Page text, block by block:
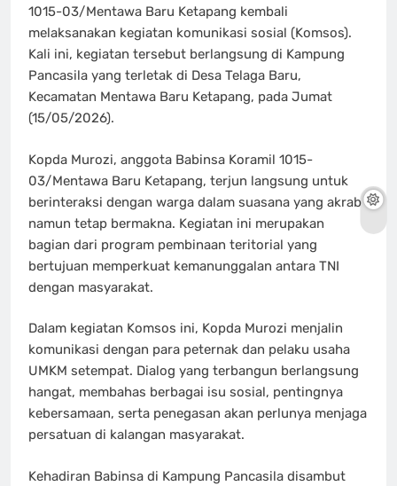
1015-03/Mentawa Baru Ketapang kembali
melaksanakan kegiatan komunikasi sosial (Komsos).
Kali ini, kegiatan tersebut berlangsung di Kampung
Pancasila yang terletak di Desa Telaga Baru,
Kecamatan Mentawa Baru Ketapang, pada Jumat
(15/05/2026).
Kopda Murozi, anggota Babinsa Koramil 1015-
03/Mentawa Baru Ketapang, terjun langsung untuk
berinteraksi dengan warga dalam suasana yang akrab
namun tetap bermakna. Kegiatan ini merupakan
bagian dari program pembinaan teritorial yang
bertujuan memperkuat kemanunggalan antara TNI
dengan masyarakat.
Dalam kegiatan Komsos ini, Kopda Murozi menjalin
komunikasi dengan para peternak dan pelaku usaha
UMKM setempat. Dialog yang terbangun berlangsung
hangat, membahas berbagai isu sosial, pentingnya
kebersamaan, serta penegasan akan perlunya menjaga
persatuan di kalangan masyarakat.
Kehadiran Babinsa di Kampung Pancasila disambut